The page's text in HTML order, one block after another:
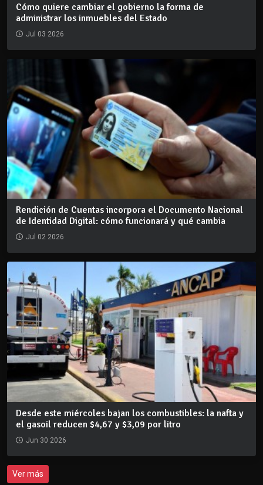
Cómo quiere cambiar el gobierno la forma de
administrar los inmuebles del Estado
Jul 03 2026
Rendición de Cuentas incorpora el Documento Nacional
de Identidad Digital: cómo funcionará y qué cambia
Jul 02 2026
Desde este miércoles bajan los combustibles: la nafta y
el gasoil reducen $4,67 y $3,09 por litro
Jun 30 2026
Ver más